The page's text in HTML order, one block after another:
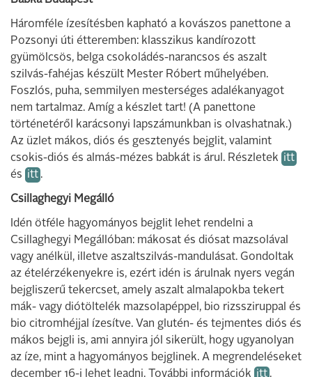
Háromféle ízesítésben kapható a kovászos panettone a
Pozsonyi úti étteremben: klasszikus kandírozott
gyümölcsös, belga csokoládés-narancsos és aszalt
szilvás-fahéjas készült Mester Róbert műhelyében.
Foszlós, puha, semmilyen mesterséges adalékanyagot
nem tartalmaz. Amíg a készlet tart! (A panettone
történetéről karácsonyi lapszámunkban is olvashatnak.)
Az üzlet mákos, diós és gesztenyés bejglit, valamint
csokis-diós és almás-mézes babkát is árul. Részletek itt
és itt .
Csillaghegyi Megálló
Idén ötféle hagyományos bejglit lehet rendelni a
Csillaghegyi Megállóban: mákosat és diósat mazsolával
vagy anélkül, illetve aszaltszilvás-mandulásat. Gondoltak
az ételérzékenyekre is, ezért idén is árulnak nyers vegán
bejgliszerű tekercset, amely aszalt almalapokba tekert
mák- vagy diótöltelék mazsolapéppel, bio rizssziruppal és
bio citromhéjjal ízesítve. Van glutén- és tejmentes diós és
mákos bejgli is, ami annyira jól sikerült, hogy ugyanolyan
az íze, mint a hagyományos bejglinek. A megrendeléseket
december 16-i lehet leadni. További információk itt .